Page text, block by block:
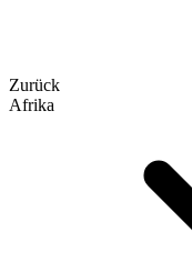
Zurück
Afrika